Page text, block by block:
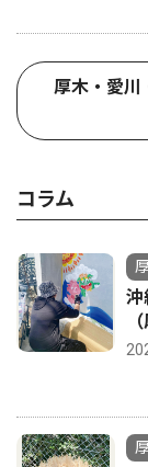
厚木・愛川
コラム
沖